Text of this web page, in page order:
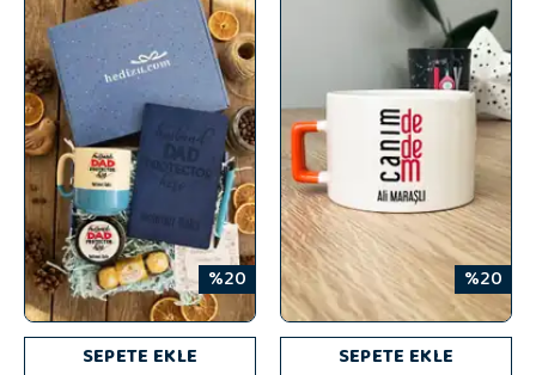
%20
SEPETE EKLE
%20
SEPETE EKLE